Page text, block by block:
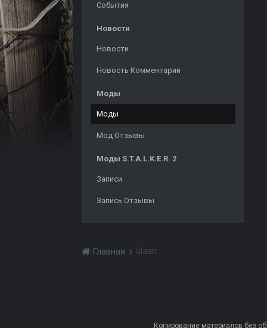
События
Новости
Новости
Новость Комментарии
Моды
Моды
Мод Отзывы
Моды S.T.A.L.K.E.R. 2
Записи
Запись Отзывы
Главная ulaan
Копирование материалов без